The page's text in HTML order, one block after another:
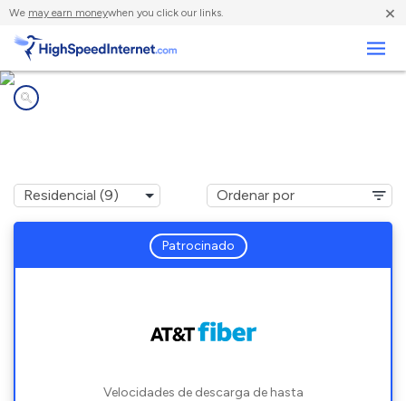
We may earn moneywhen you click our links. ×
Patrocinado
Velocidades de descarga de hasta